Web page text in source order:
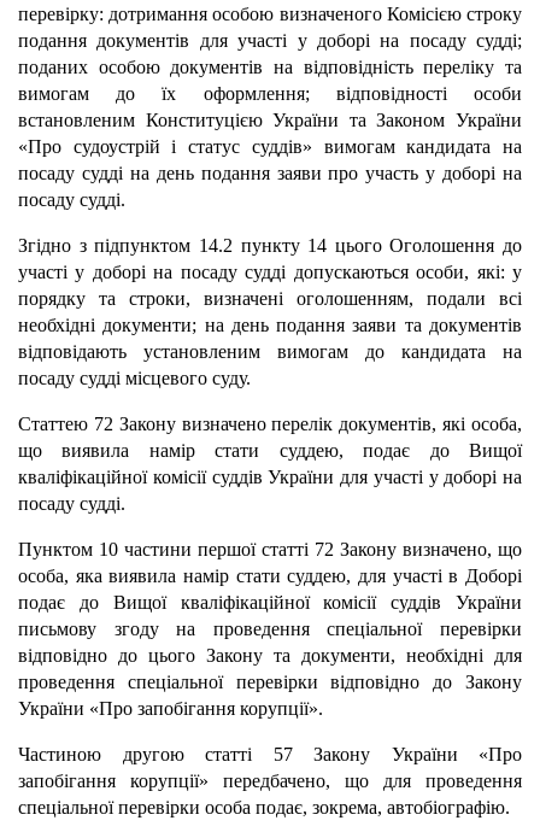
перевірку: дотримання особою визначеного Комісією строку
подання документів для участі у доборі на посаду судді;
поданих особою документів на відповідність переліку та
вимогам до їх оформлення; відповідності особи
встановленим Конституцією України та Законом України
«Про судоустрій і статус суддів» вимогам кандидата на
посаду судді на день подання заяви про участь у доборі на
посаду судді.
Згідно з підпунктом 14.2 пункту 14 цього Оголошення до
участі у доборі на посаду судді допускаються особи, які: у
порядку та строки, визначені оголошенням, подали всі
необхідні документи; на день подання заяви та документів
відповідають установленим вимогам до кандидата на
посаду судді місцевого суду.
Статтею 72 Закону визначено перелік документів, які особа,
що виявила намір стати суддею, подає до Вищої
кваліфікаційної комісії суддів України для участі у доборі на
посаду судді.
Пунктом 10 частини першої статті 72 Закону визначено, що
особа, яка виявила намір стати суддею, для участі в Доборі
подає до Вищої кваліфікаційної комісії суддів України
письмову згоду на проведення спеціальної перевірки
відповідно до цього Закону та документи, необхідні для
проведення спеціальної перевірки відповідно до Закону
України «Про запобігання корупції».
Частиною другою статті 57 Закону України «Про
запобігання корупції» передбачено, що для проведення
спеціальної перевірки особа подає, зокрема, автобіографію.